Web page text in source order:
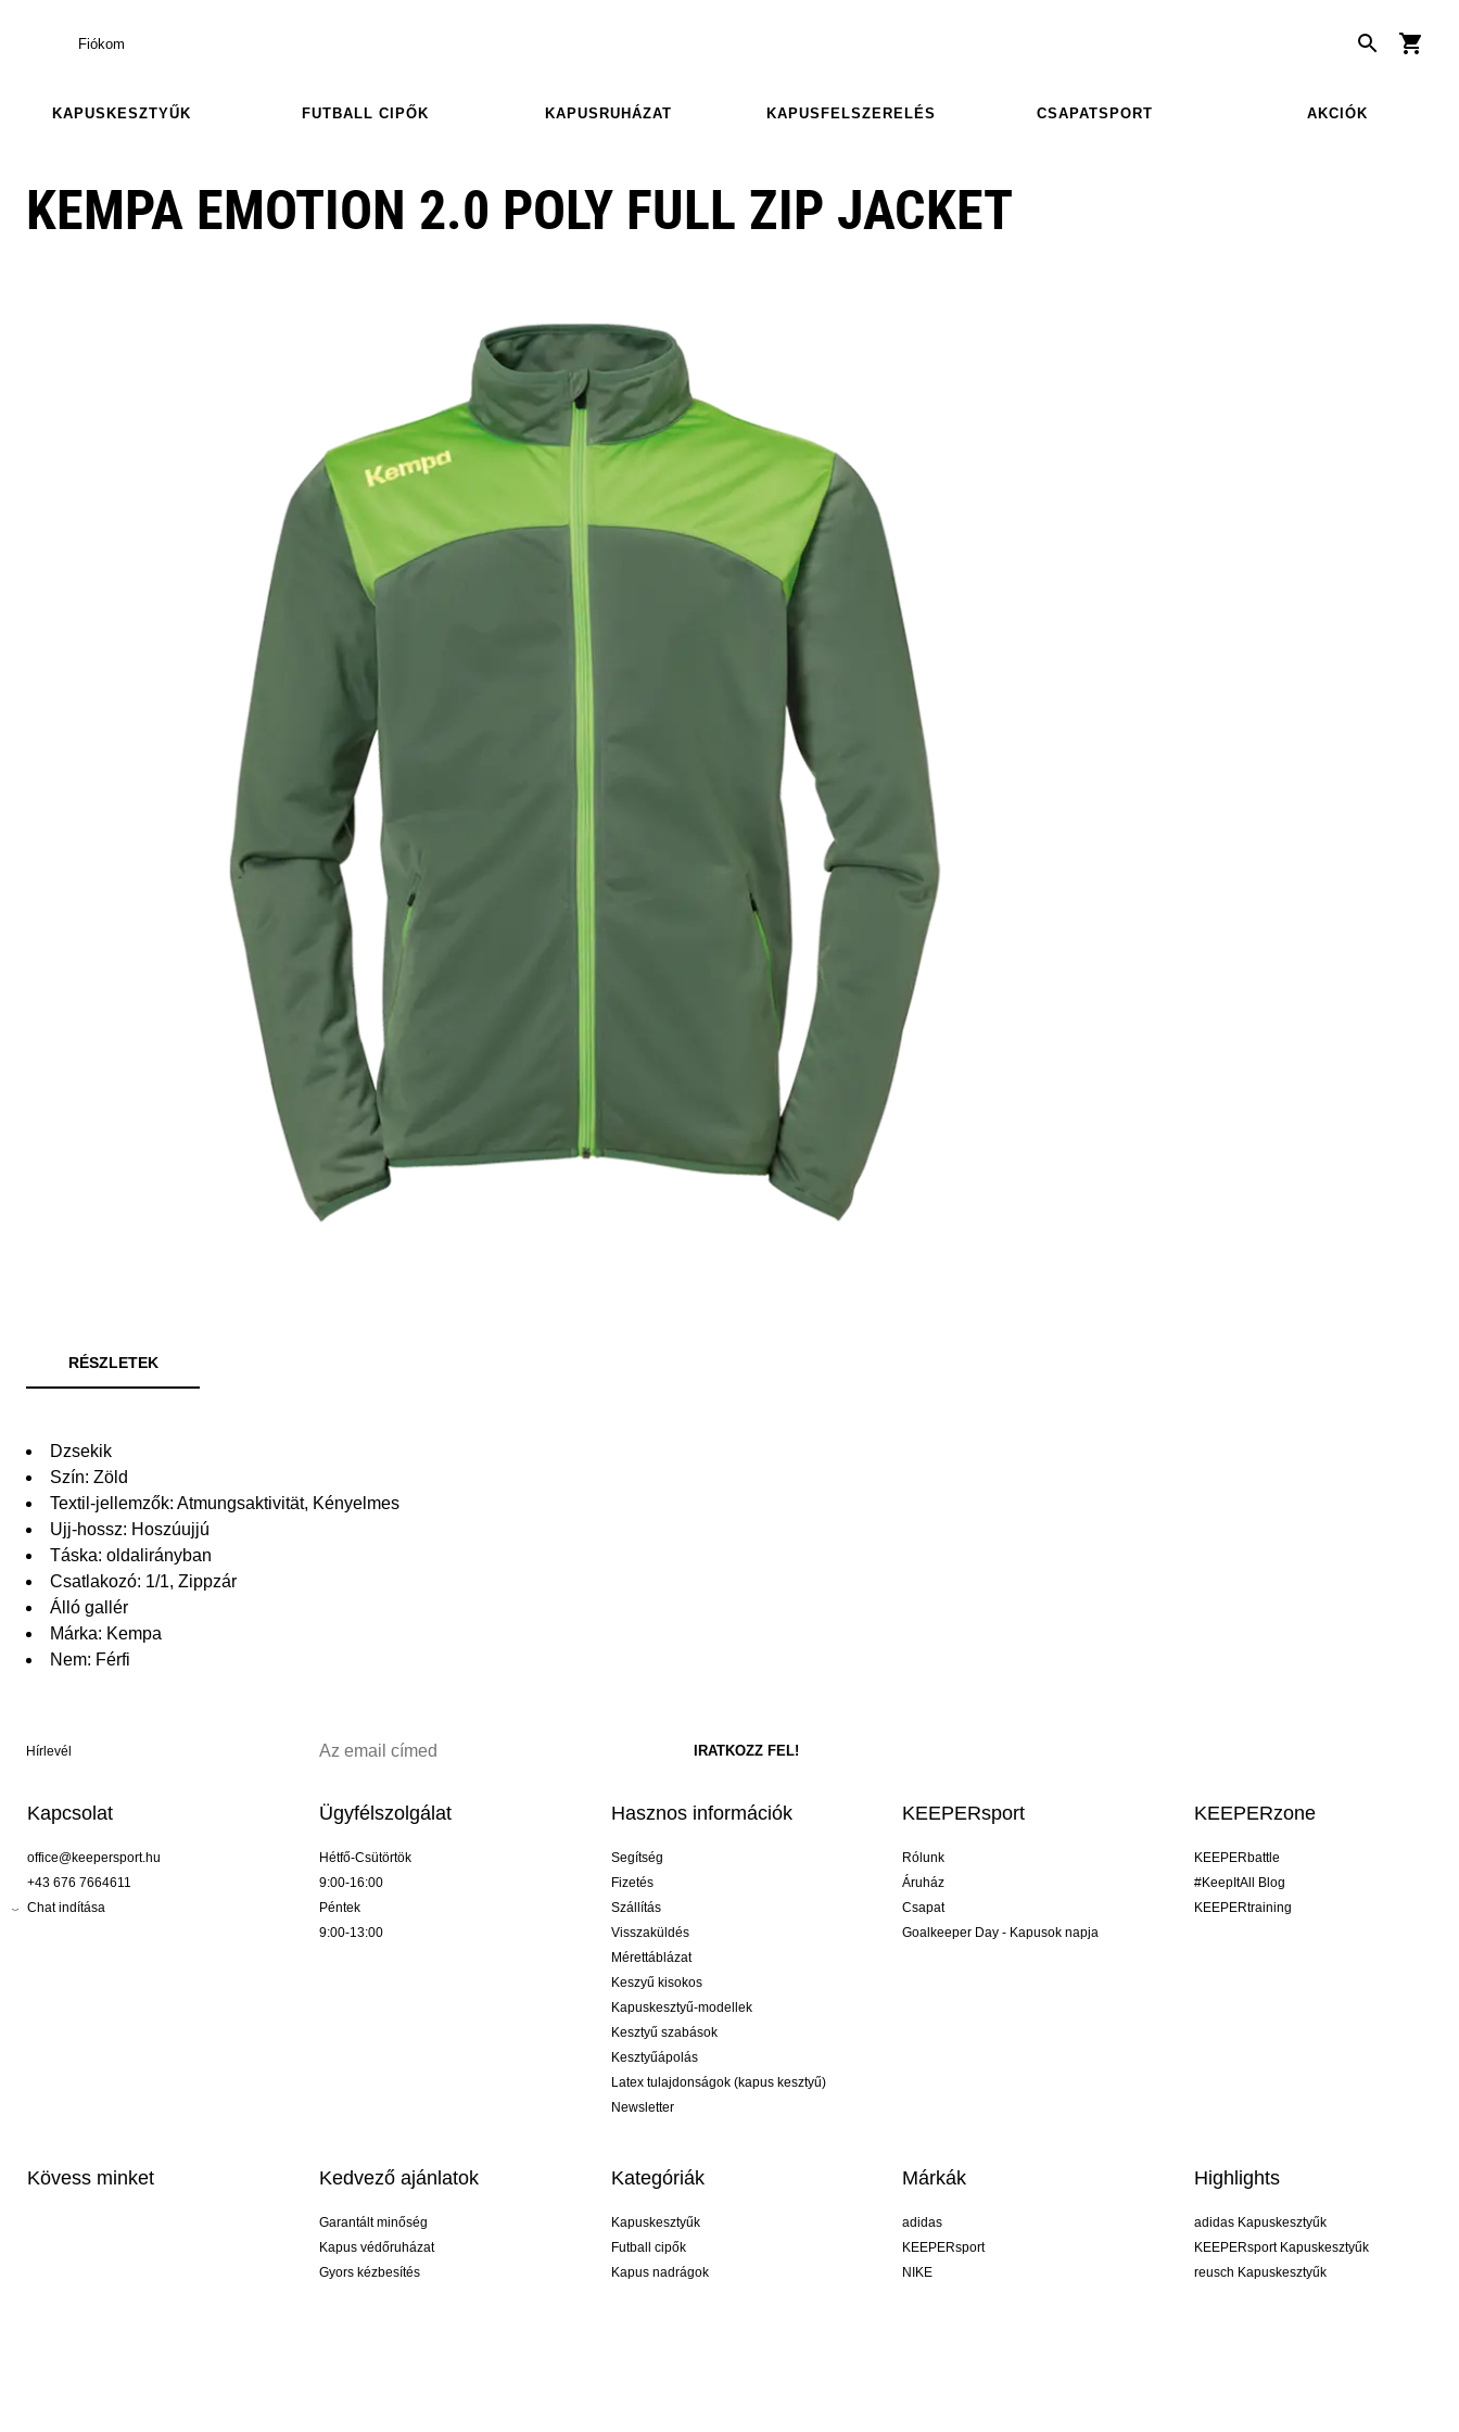
Fiókom
KAPUSKESZTYŰK FUTBALL CIPŐK KAPUSRUHÁZAT KAPUSFELSZERELÉS CSAPATSPORT AKCIÓK
KEMPA EMOTION 2.0 POLY FULL ZIP JACKET
RÉSZLETEK
Dzsekik
Szín: Zöld
Textil-jellemzők: Atmungsaktivität, Kényelmes
Ujj-hossz: Hoszúujjú
Táska: oldalirányban
Csatlakozó: 1/1, Zippzár
Álló gallér
Márka: Kempa
Nem: Férfi
Hírlevél
Kapcsolat
office@keepersport.hu
+43 676 7664611
Chat indítása
Ügyfélszolgálat
Hétfő-Csütörtök
9:00-16:00
Péntek
9:00-13:00
Hasznos információk
Segítség
Fizetés
Szállítás
Visszaküldés
Mérettáblázat
Keszyű kisokos
Kapuskesztyű-modellek
Kesztyű szabások
Kesztyűápolás
Latex tulajdonságok (kapus kesztyű)
Newsletter
KEEPERsport
Rólunk
Áruház
Csapat
Goalkeeper Day - Kapusok napja
KEEPERzone
KEEPERbattle
#KeepItAll Blog
KEEPERtraining
Kövess minket Kedvező ajánlatok
Garantált minőség
Kapus védőruházat
Gyors kézbesítés
Kategóriák
Kapuskesztyűk
Futball cipők
Kapus nadrágok
Márkák
adidas
KEEPERsport
NIKE
Highlights
adidas Kapuskesztyűk
KEEPERsport Kapuskesztyűk
reusch Kapuskesztyűk